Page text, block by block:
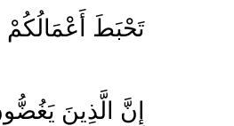
تَحْبَطَ أَعْمَالُكُمْ
إِنَّ الَّذِينَ